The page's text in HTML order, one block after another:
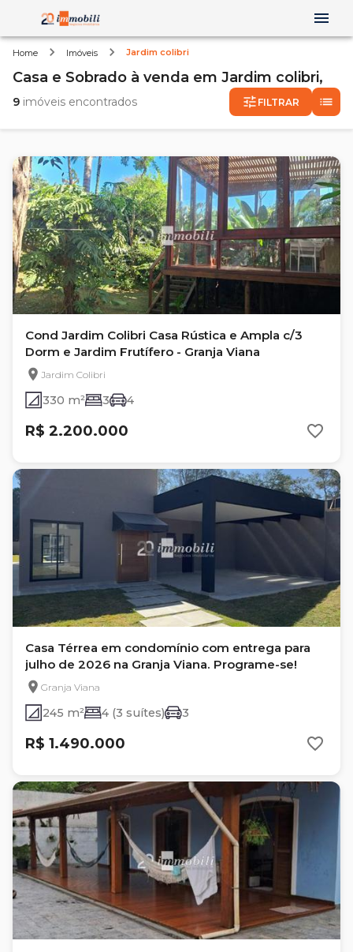
Home Imóveis Jardim colibri
Casa e Sobrado à venda em Jardim colibri,
9 imóveis encontrados FILTRAR
Cond Jardim Colibri Casa Rústica e Ampla c/3
Dorm e Jardim Frutífero - Granja Viana
Jardim Colibri
330 m² 3 4
R$ 2.200.000
Casa Térrea em condomínio com entrega para
julho de 2026 na Granja Viana. Programe-se!
Granja Viana
245 m² 4 (3 suítes) 3
R$ 1.490.000